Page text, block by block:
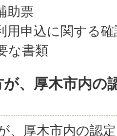
助票
用申込に関する
な書類
、厚木市内の
、厚木市内の認